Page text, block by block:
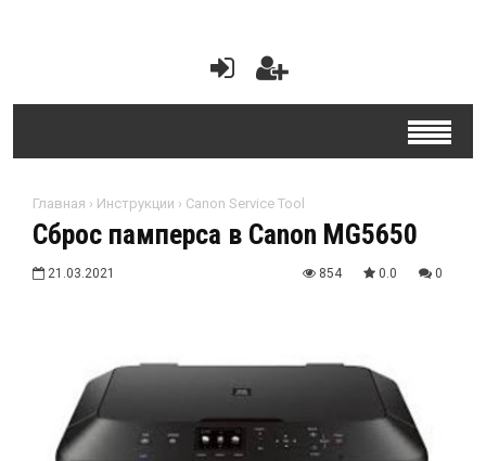
Главная › Инструкции › Canon Service Tool
Сброс памперса в Canon MG5650
21.03.2021 854 0.0 0